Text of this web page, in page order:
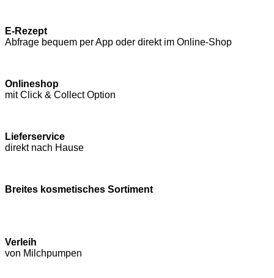
E-Rezept
Abfrage bequem per App oder direkt im Online-Shop
Onlineshop
mit Click & Collect Option
Lieferservice
direkt nach Hause
Breites kosmetisches Sortiment
Verleih
von Milchpumpen